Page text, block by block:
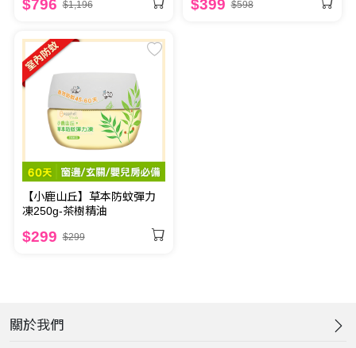
$796 $1,196 $399 $598
【小鹿山丘】草本防蚊彈力
凍250g-茶樹精油
$299 $299
關於我們